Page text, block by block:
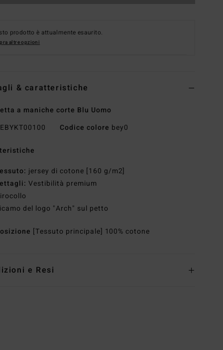
prodotto è attualmente esaurito.
altre opzioni
& caratteristiche
a maniche corte Blu Uomo
EBYKT00100 Codice colore bey0
jersey di cotone [160 g/m2]
Vestibilità premium
del logo "Arch" sul petto
[Tessuto principale] 100% cotone
e Resi